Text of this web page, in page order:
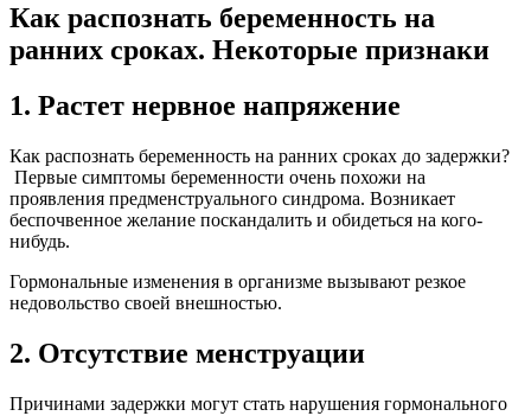
Как распознать беременность на
ранних сроках. Некоторые признаки
1. Растет нервное напряжение
Как распознать беременность на ранних сроках до задержки?
Первые симптомы беременности очень похожи на
проявления предменструального синдрома. Возникает
беспочвенное желание поскандалить и обидеться на кого-
нибудь.
Гормональные изменения в организме вызывают резкое
недовольство своей внешностью.
2. Отсутствие менструации
Причинами задержки могут стать нарушения гормонального